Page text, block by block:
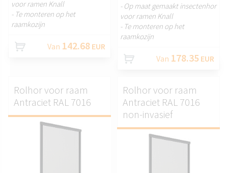
voor ramen Knall
- Te monteren op het
raamkozijn
Van 142.68 EUR
- Op maat gemaakt insectenhor
voor ramen Knall
- Te monteren op het
raamkozijn
Van 178.35 EUR
Rolhor voor raam
Antraciet RAL 7016
Rolhor voor raam
Antraciet RAL 7016
non-invasief